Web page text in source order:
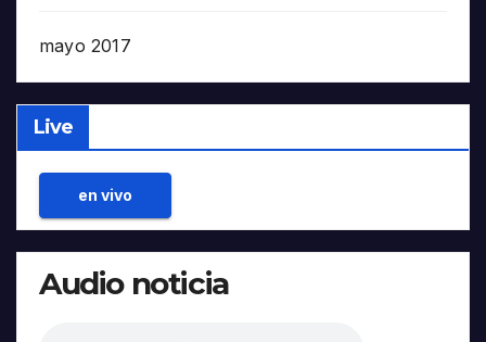
mayo 2017
Live
en vivo
Audio noticia